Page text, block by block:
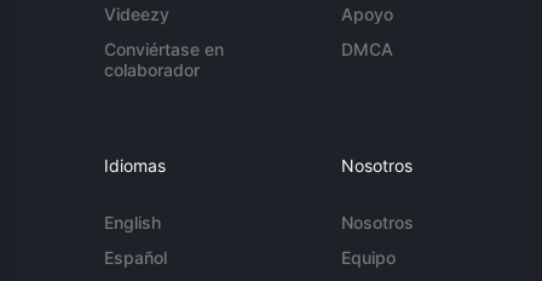
Videezy
Conviértase en
colaborador
Apoyo
DMCA
Idiomas
English
Español
Nosotros
Nosotros
Equipo